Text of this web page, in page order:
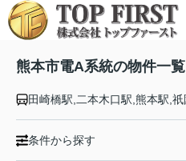
熊本市電A系統の物件一覧
条件から探す